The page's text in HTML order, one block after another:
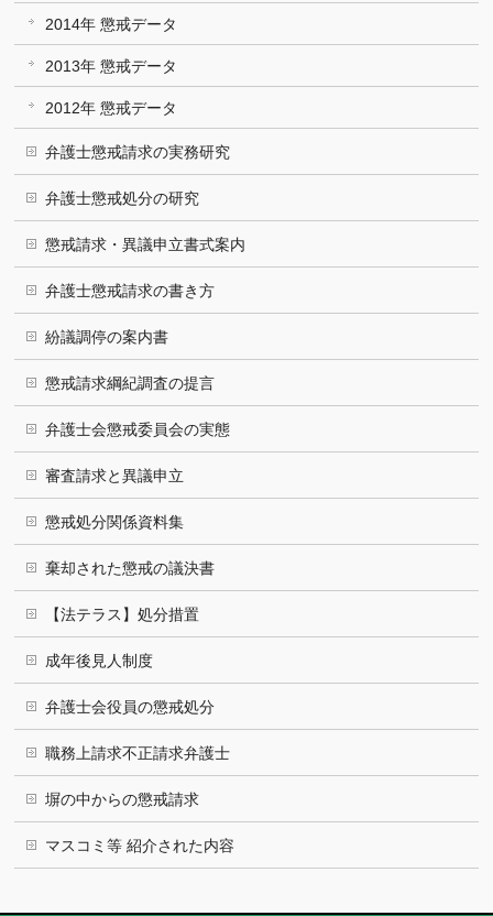
2014年 懲戒データ
2013年 懲戒データ
2012年 懲戒データ
弁護士懲戒請求の実務研究
弁護士懲戒処分の研究
懲戒請求・異議申立書式案内
弁護士懲戒請求の書き方
紛議調停の案内書
懲戒請求綱紀調査の提言
弁護士会懲戒委員会の実態
審査請求と異議申立
懲戒処分関係資料集
棄却された懲戒の議決書
【法テラス】処分措置
成年後見人制度
弁護士会役員の懲戒処分
職務上請求不正請求弁護士
塀の中からの懲戒請求
マスコミ等 紹介された内容